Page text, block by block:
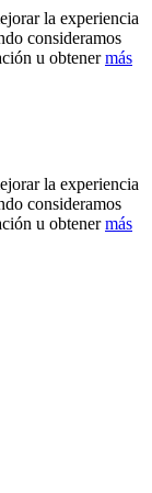
la experiencia
consideramos
u obtenermás
la experiencia
consideramos
u obtenermás